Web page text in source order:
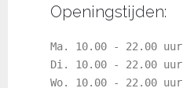
Openingstijden:
Ma. 10.00 - 22.00 uur
Di. 10.00 - 22.00 uur
Wo. 10.00 - 22.00 uur